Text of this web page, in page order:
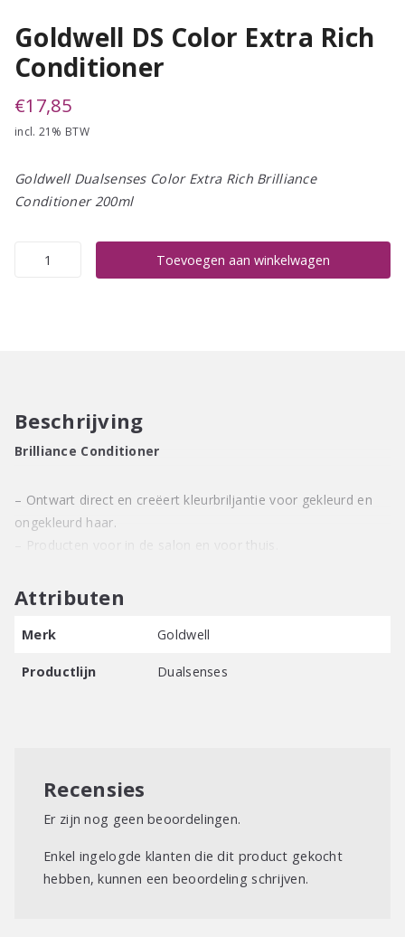
Goldwell DS Color Extra Rich
Conditioner
€17,85
incl. 21% BTW
Goldwell Dualsenses Color Extra Rich Brilliance
Conditioner 200ml
Goldwell
Toevoegen aan winkelwagen
Beschrijving
Brilliance Conditioner
– Ontwart direct en creëert kleurbriljantie voor gekleurd en
ongekleurd haar.
– Producten voor in de salon en voor thuis.
Attributen
Merk Goldwell
Productlijn Dualsenses
Recensies
Er zijn nog geen beoordelingen.
Enkel ingelogde klanten die dit product gekocht
hebben, kunnen een beoordeling schrijven.